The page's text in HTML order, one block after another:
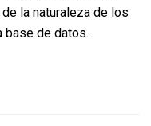
la naturaleza de los
base de datos.